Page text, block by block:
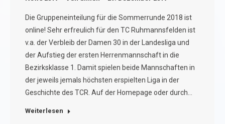
Die Gruppeneinteilung für die Sommerrunde 2018 ist
online! Sehr erfreulich für den TC Ruhmannsfelden ist
v.a. der Verbleib der Damen 30 in der Landesliga und
der Aufstieg der ersten Herrenmannschaft in die
Bezirksklasse 1. Damit spielen beide Mannschaften in
der jeweils jemals höchsten erspielten Liga in der
Geschichte des TCR. Auf der Homepage oder durch…
Weiterlesen